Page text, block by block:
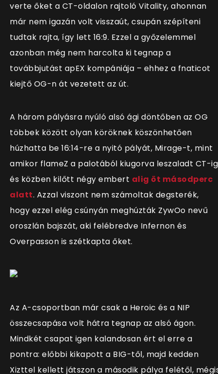
verte őket a CT-oldalon rajtoló Vitality, ahonnan
már nem igazán volt visszaút, csupán szépíteni
tudtak rajta, így lett 16:9. Ezzel a győzelemmel
azonban még nem harcolta ki tegnap a
továbbjutást apEX kompániája – ehhez a fnaticot
kiejtő OG-n át vezetett az út.
A három pályásra nyúló alsó ági döntőben az OG
többek között olyan köröknek köszönhetően
húzhatta be 16:14-re a nyitó pályát, Mirage-t, mint
amikor flameZ a palotából kiugorva leszaladt CT-ig
és közben kilőtt négy embert alig öt másodperc
alatt. Azzal viszont nem számoltak degsterék,
hogy ezzel elég csúnyán meghúzták ZywOo nevű
oroszlán bajszát, aki felébredve Infernon és
Overpasson is szétkapta őket.
Az A-csoportban már csak a Heroic és a NIP
összecsapása volt hátra tegnap az alsó ágon.
Mindkét csapat igen kalandosan ért el erre a
pontra: előbbi kikapott a BIG-től, majd kedden
Xizttel kellett játszon a második pálya felétől,